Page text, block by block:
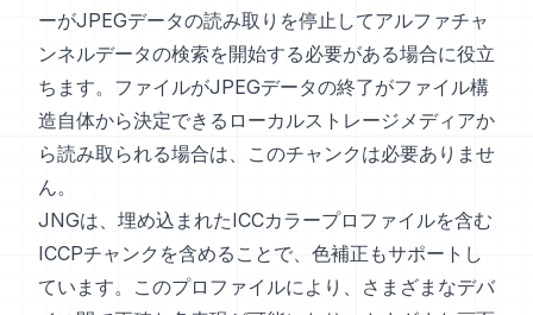
ーがJPEGデータの読み取りを停止してアルファチャ
ンネルデータの検索を開始する必要がある場合に役立
ちます。ファイルがJPEGデータの終了がファイル構
造自体から決定できるローカルストレージメディアか
ら読み取られる場合は、このチャンクは必要ありませ
ん。
JNGは、埋め込まれたICCカラープロファイルを含む
ICCPチャンクを含めることで、色補正もサポートし
ています。このプロファイルにより、さまざまなデバ